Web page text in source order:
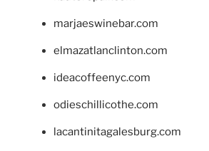
marjaeswinebar.com
elmazatlanclinton.com
ideacoffeenyc.com
odieschillicothe.com
lacantinitagalesburg.com